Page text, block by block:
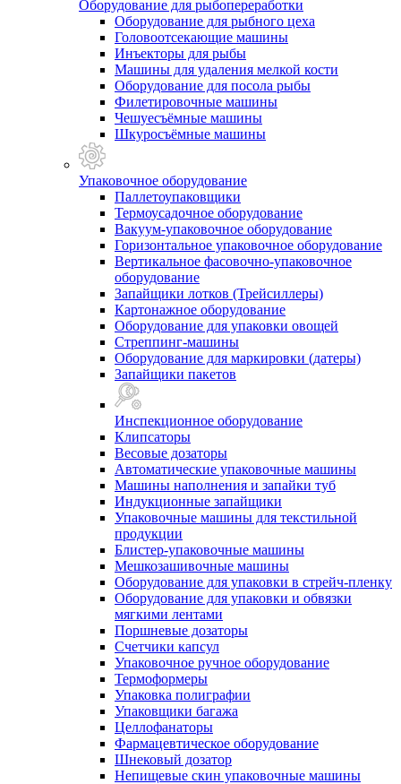
Оборудование для рыбопереработки
Оборудование для рыбного цеха
Головоотсекающие машины
Инъекторы для рыбы
Машины для удаления мелкой кости
Оборудование для посола рыбы
Филетировочные машины
Чешуесъёмные машины
Шкуросъёмные машины
Упаковочное оборудование
Паллетоупаковщики
Термоусадочное оборудование
Вакуум-упаковочное оборудование
Горизонтальное упаковочное оборудование
Вертикальное фасовочно-упаковочное
оборудование
Запайщики лотков (Трейсиллеры)
Картонажное оборудование
Оборудование для упаковки овощей
Стреппинг-машины
Оборудование для маркировки (датеры)
Запайщики пакетов
Инспекционное оборудование
Клипсаторы
Весовые дозаторы
Автоматические упаковочные машины
Машины наполнения и запайки туб
Индукционные запайщики
Упаковочные машины для текстильной
продукции
Блистер-упаковочные машины
Мешкозашивочные машины
Оборудование для упаковки в стрейч-пленку
Оборудование для упаковки и обвязки
мягкими лентами
Поршневые дозаторы
Счетчики капсул
Упаковочное ручное оборудование
Термоформеры
Упаковка полиграфии
Упаковщики багажа
Целлофанаторы
Фармацевтическое оборудование
Шнековый дозатор
Непищевые скин упаковочные машины